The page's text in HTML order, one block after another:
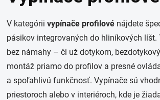
V kategórii vypínače profilové nájdete
pásikov integrovaných do hliníkových
bez námahy – či už dotykom,
montáž priamo do profilov a presné
a spoľahlivú funkčnosť. Vypínače sú
priestoroch alebo v interiéroch, kde je